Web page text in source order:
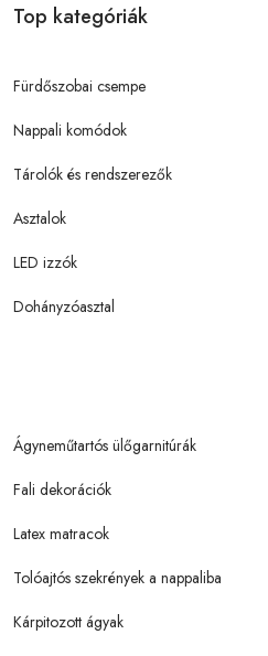
Top kategóriák
Fürdőszobai csempe
Nappali komódok
Tárolók és rendszerezők
Asztalok
LED izzók
Dohányzóasztal
Ágyneműtartós ülőgarnitúrák
Fali dekorációk
Latex matracok
Tolóajtós szekrények a nappaliba
Kárpitozott ágyak